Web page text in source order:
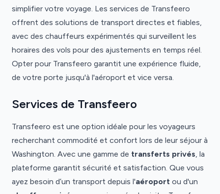
simplifier votre voyage. Les services de Transfeero
offrent des solutions de transport directes et fiables,
avec des chauffeurs expérimentés qui surveillent les
horaires des vols pour des ajustements en temps réel.
Opter pour Transfeero garantit une expérience fluide,
de votre porte jusqu'à l'aéroport et vice versa.
Services de Transfeero
Transfeero est une option idéale pour les voyageurs
recherchant commodité et confort lors de leur séjour à
Washington. Avec une gamme de transferts privés, la
plateforme garantit sécurité et satisfaction. Que vous
ayez besoin d’un transport depuis l'aéroport ou d'un